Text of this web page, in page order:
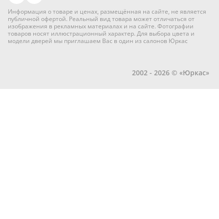
Информация о товаре и ценах, размещённая на сайте, не является
публичной офертой. Реальный вид товара может отличаться от
изображения в рекламных материалах и на сайте. Фотографии
товаров носят иллюстрационный характер. Для выбора цвета и
модели дверей мы приглашаем Вас в один из салонов Юркас
2002 - 2026 © «Юркас»